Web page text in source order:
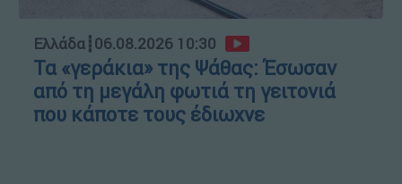
Ελλάδα┋06.08.2026 10:30
Τα «γεράκια» της Ψάθας: Έσωσαν
από τη μεγάλη φωτιά τη γειτονιά
που κάποτε τους έδιωχνε